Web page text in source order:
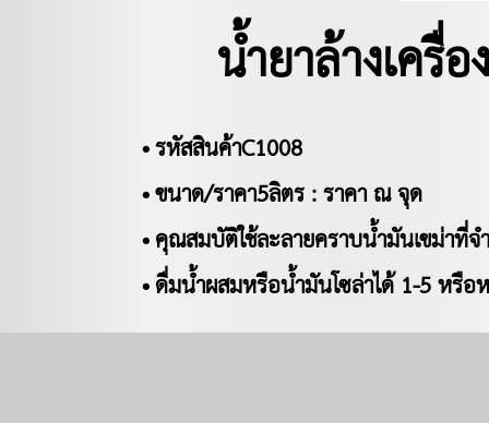
น้ำยาล้างเครื่
• รหัสสินค้าC1008
• ขนาด/ราคา5ลิตร : ราคา ณ จุด
• คุณสมบัติใช้ละลายคราบน้ำมันเขม่า
• ดื่มน้ำผสมหรือน้ำมันโซล่าได้ 1-5 หรื